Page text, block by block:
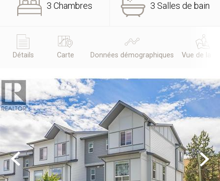
3 Chambres 3 Salles de bain
Détails Carte Données démographiques Vue de la
Previous Next